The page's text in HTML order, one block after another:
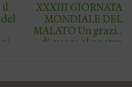
il
XXXIII GIORNATA
MONDIALE DEL
MALATO Un grazie
di cuore al nostro